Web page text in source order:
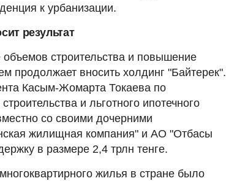
к урбанизации.
результат
строительства и повышение
продолжает вносить холдинг "Байтерек".
Касым-Жомарта Токаева по
и льготного ипотечного
со своими дочерними
жилищная компания" и АО "Отбасы
в размере 2,4 трлн тенге.
жилья в стране было